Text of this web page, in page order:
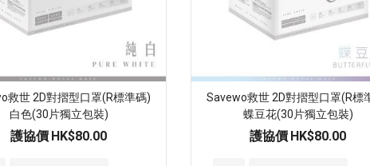
救世 2D對摺型口罩(R標準碼)
白色(30片獨立包裝)
護協價 HK$80.00
Savewo救世 2D對摺型口罩(R標
蝶豆花(30片獨立包裝)
護協價 HK$80.00